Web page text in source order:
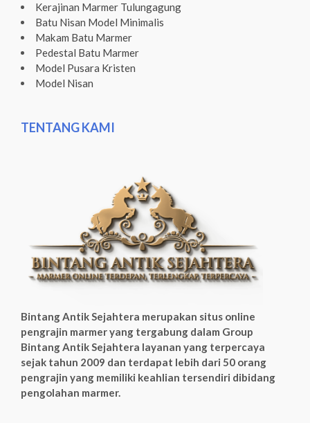
Kerajinan Marmer Tulungagung
Batu Nisan Model Minimalis
Makam Batu Marmer
Pedestal Batu Marmer
Model Pusara Kristen
Model Nisan
TENTANG KAMI
Bintang Antik Sejahtera merupakan situs online
pengrajin marmer yang tergabung dalam Group
Bintang Antik Sejahtera layanan yang terpercaya
sejak tahun 2009 dan terdapat lebih dari 50 orang
pengrajin yang memiliki keahlian tersendiri dibidang
pengolahan marmer.